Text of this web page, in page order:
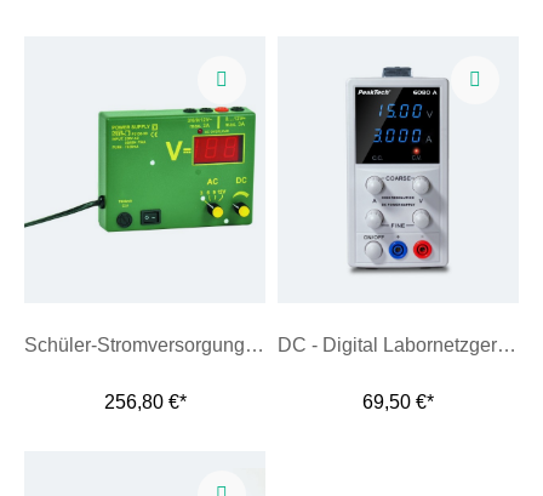
Schüler-Stromversorgungsgerät mit Digitalanzeige
256,80 €*
DC - Digital Labornetzgerät 0,15V / 0-3A
69,50 €*